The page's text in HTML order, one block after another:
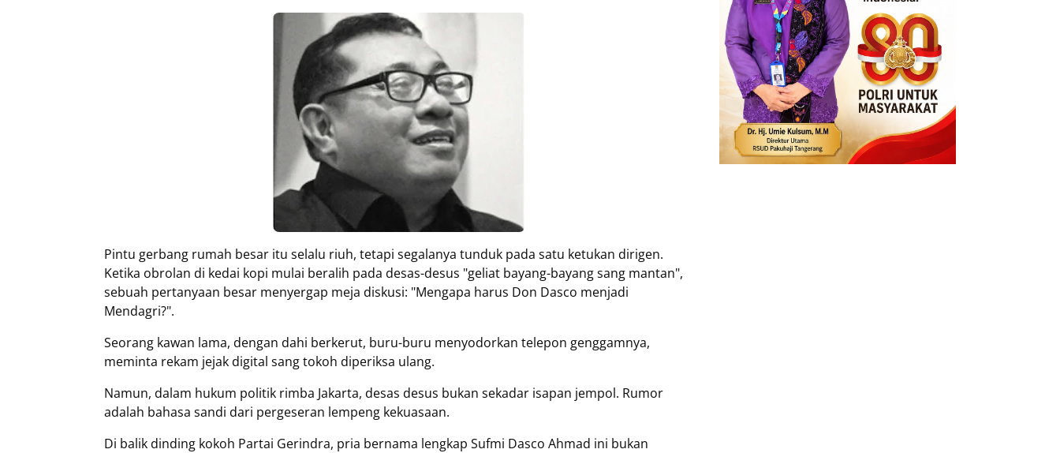
Pintu gerbang rumah besar itu selalu riuh, tetapi segalanya tunduk pada satu ketukan dirigen.
Ketika obrolan di kedai kopi mulai beralih pada desas-desus "geliat bayang-bayang sang mantan",
sebuah pertanyaan besar menyergap meja diskusi: "Mengapa harus Don Dasco menjadi
Mendagri?".
Seorang kawan lama, dengan dahi berkerut, buru-buru menyodorkan telepon genggamnya,
meminta rekam jejak digital sang tokoh diperiksa ulang.
Namun, dalam hukum politik rimba Jakarta, desas desus bukan sekadar isapan jempol. Rumor
adalah bahasa sandi dari pergeseran lempeng kekuasaan.
Di balik dinding kokoh Partai Gerindra, pria bernama lengkap Sufmi Dasco Ahmad ini bukan